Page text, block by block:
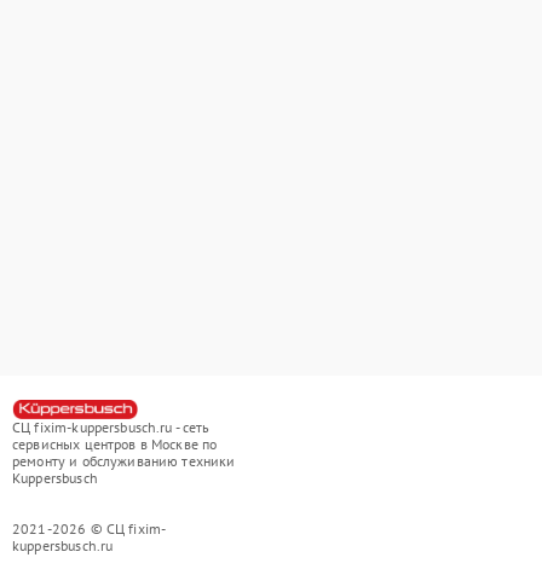
СЦ fixim-kuppersbusch.ru - сеть
сервисных центров в Москве по
ремонту и обслуживанию техники
Kuppersbusch
2021-2026 © СЦ fixim-
kuppersbusch.ru